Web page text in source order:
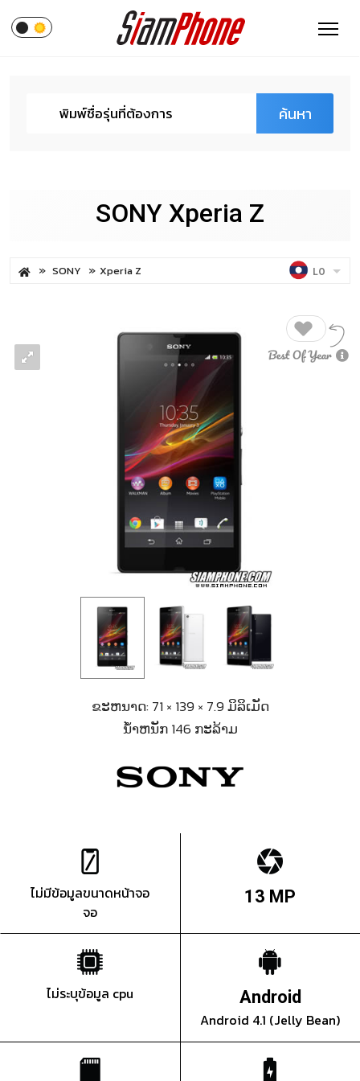
ค้นหา
SONY Xperia Z
SONY Xperia Z LO
ຂະຫນາດ: 71 × 139 × 7.9 ມິລິເມັດ
ນ້ຳຫນັກ 146 ກະລ້າມ
ไม่มีข้อมูลขนาดหน้าจอ
จอ
13 MP
ไม่ระบุข้อมูล cpu Android
Android 4.1 (Jelly Bean)